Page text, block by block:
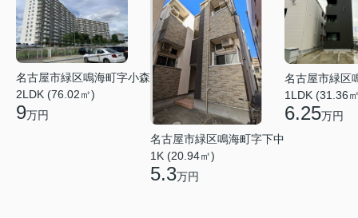
名古屋市緑区鳴海町字小森
2LDK (76.02㎡)
9万円
名古屋市緑区鳴海町字下中
1K (20.94㎡)
5.3万円
名古屋市緑区
1LDK (31.36
6.25万円